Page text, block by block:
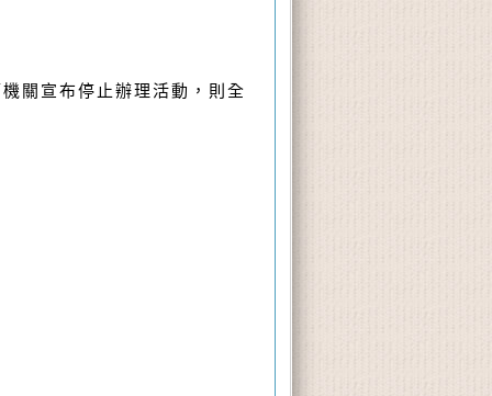
關宣布停止辦理活動，則全